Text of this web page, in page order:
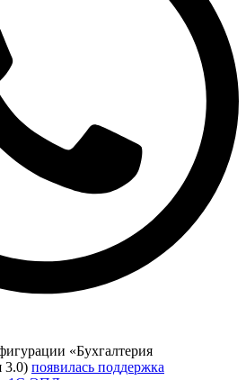
«Бухгалтерия
3.0) появилась поддержка